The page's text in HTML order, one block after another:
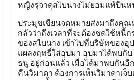
หญิงรุจาดุสไบนางไม่ยอมแพ้ปีนห
ประมุขเขียนจดหมายส่งมาถึงคุ
กลัวว่าถึงเวลาที่จะต้องชดใช้หนี้
ของสไบนาง เข้าไปที่บริษัทของ
แผลงฤทธิ์ใส่อุปมา อุปมาได้พบกั
ธนู อยู่ก่อนแล้ว เมื่อได้มาพบกันอี
คืนวิมาดา ต้องการเห็นวิมาดาเ